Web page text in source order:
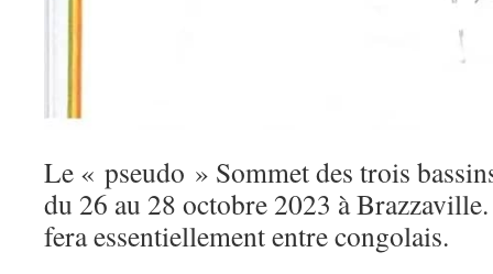
Le « pseudo » Sommet des trois
du 26 au 28 octobre 2023 à
fera essentiellement entre congolais.